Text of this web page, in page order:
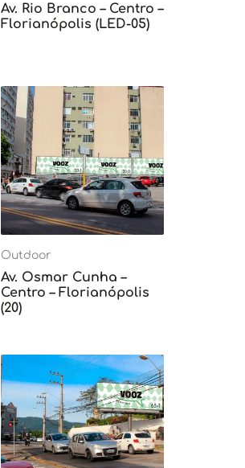
Av. Rio Branco – Centro –
Florianópolis (LED-05)
Outdoor
Av. Osmar Cunha –
Centro – Florianópolis
(20)